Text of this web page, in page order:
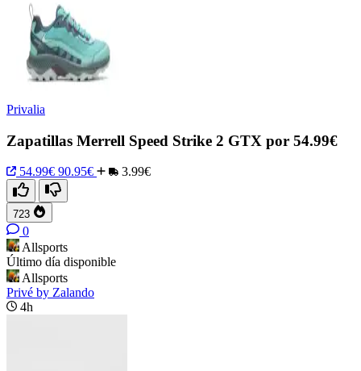
Privalia
Zapatillas Merrell Speed Strike 2 GTX por 54.99€
54.99€ 90.95€ 3.99€
723
0
Allsports
Último día disponible
Allsports
Privé by Zalando
4h